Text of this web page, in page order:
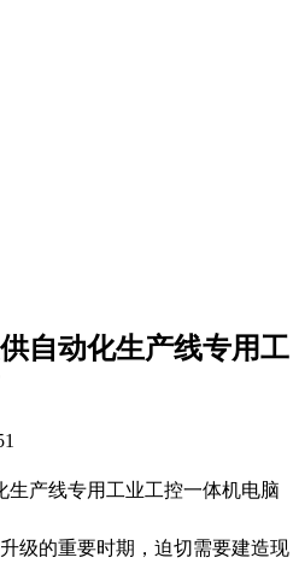
自动化生产线专用工
生产线专用工业工控一体机电脑
级的重要时期，迫切需要建造现